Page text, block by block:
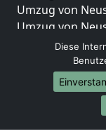
Umzug von
Umzug von
Umzug von
Umzug von
Umzug von
Umzug von
Diese